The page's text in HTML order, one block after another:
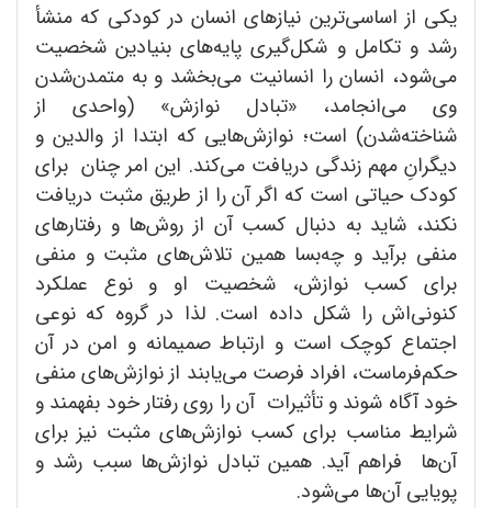
یکی از اساسی‌ترین نیازهای انسان در کودکی که منشأ
رشد و تکامل و شکل‌گیری پایه‌های بنیادین شخصیت
می‌شود، انسان را انسانیت می‌بخشد و به متمدن‌شدن
وی می‌انجامد، «تبادل نوازش» (واحدی از
شناخته‌شدن) است؛ نوازش‌هایی که ابتدا از والدین و
دیگرانِ مهم زندگی دریافت می‌کند. این امر ‌چنان برای
کودک حیاتی است که اگر آن را از طریق مثبت دریافت
نکند، شاید به دنبال کسب آن از روش‌ها و رفتارهای
منفی برآید و چه‌بسا همین تلاش‌های مثبت و منفی
برای کسب نوازش، شخصیت او و نوع عملکرد
کنونی‌اش را شکل داده است. لذا در گروه که نوعی
اجتماع کوچک است و ارتباط صمیمانه و امن در آن
حکم‌فرماست، افراد فرصت می‌یابند از نوازش‌های منفی
خود آگاه شوند و تأثیرات آن را روی رفتار خود بفهمند و
شرایط مناسب برای کسب نوازش‌های مثبت نیز برای
آن‌ها فراهم آید. همین تبادل نوازش‌ها سبب رشد و
پویایی آن‌ها می‌شود.